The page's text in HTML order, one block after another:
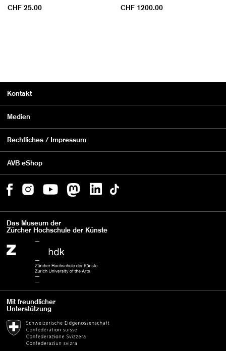
CHF 25.00
CHF 1200.00
Kontakt
Medien
Rechtliches / Impressum
AVB eShop
Das Museum der
Zürcher Hochschule der Künste
Mit freundlicher
Unterstützung